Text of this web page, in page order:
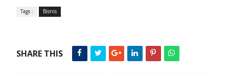
Tags : Bisnis
SHARE THIS